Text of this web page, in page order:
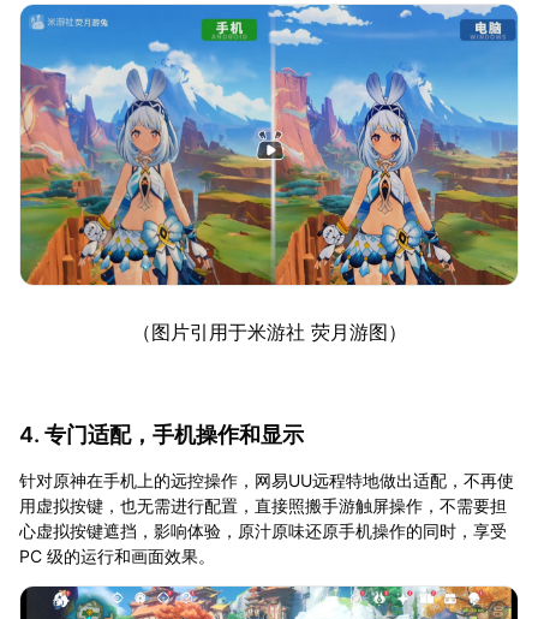
（图片引用于米游社 荧月游图）
4. 专门适配，手机操作和显示
针对原神在手机上的远控操作，网易UU远程特地做出适配，不再使
用虚拟按键，也无需进行配置，直接照搬手游触屏操作，不需要担
心虚拟按键遮挡，影响体验，原汁原味还原手机操作的同时，享受
PC 级的运行和画面效果。